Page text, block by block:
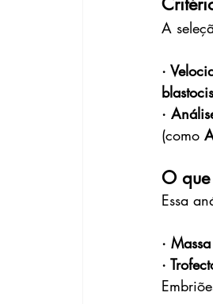
A
·
·
(como
O
Essa
·
·